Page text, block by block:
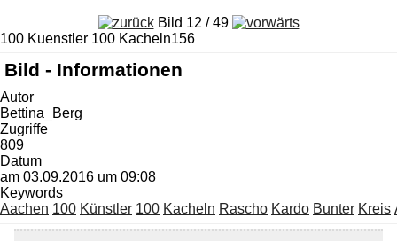
Bild 12 / 49
100 Kuenstler 100 Kacheln156
Bild - Informationen
Autor
Bettina_Berg
Zugriffe
809
Datum
am 03.09.2016 um 09:08
Keywords
Aachen 100 Künstler 100 Kacheln Rascho Kardo Bunter Kreis